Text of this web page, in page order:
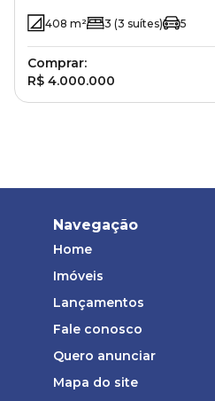
408 m² 3 (3 suítes) 5
Comprar:
R$ 4.000.000
Navegação
Home
Imóveis
Lançamentos
Fale conosco
Quero anunciar
Mapa do site